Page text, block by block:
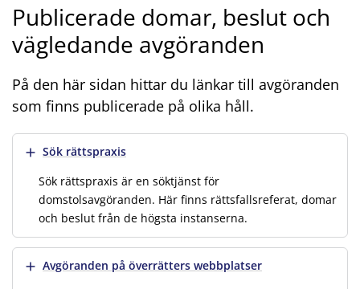
Publicerade domar, beslut och
vägledande avgöranden
På den här sidan hittar du länkar till avgöranden
som finns publicerade på olika håll.
Visa merSök rättspraxis
Sök rättspraxis är en söktjänst för
domstolsavgöranden. Här finns rättsfallsreferat, domar
och beslut från de högsta instanserna.
Visa merAvgöranden på överrätters webbplatser